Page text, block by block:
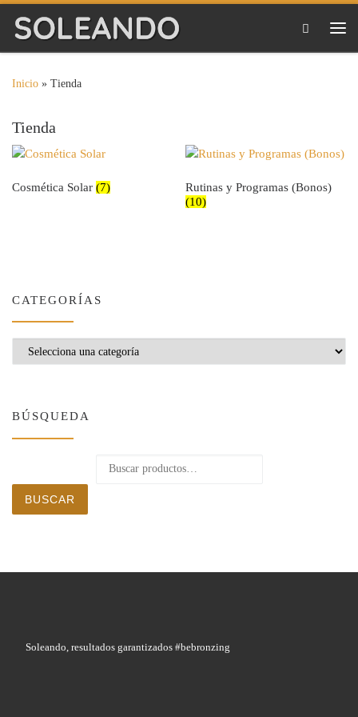
Saltar al contenido
Inicio » Tienda
Tienda
Cosmética Solar (7)
Rutinas y Programas (Bonos)
(10)
CATEGORÍAS
BÚSQUEDA
BUSCAR
Soleando, resultados garantizados #bebronzing